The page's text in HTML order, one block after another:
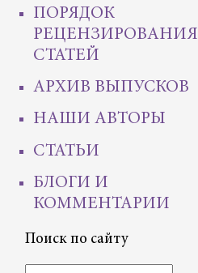
ПОРЯДОК
РЕЦЕНЗИРОВАНИЯ
СТАТЕЙ
АРХИВ ВЫПУСКОВ
НАШИ АВТОРЫ
СТАТЬИ
БЛОГИ И
КОММЕНТАРИИ
Поиск по сайту